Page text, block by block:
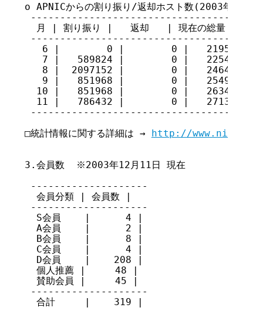
o APNICからの割り振り/返却ホスト数(2003年6月～
---------------------------------------
  月 | 割り振り |   返却   | 現在の総量
---------------------------------------
   6 |        0 |        0 |   21954560
   7 |   589824 |        0 |   22544384
   8 |  2097152 |        0 |   24641536
   9 |   851968 |        0 |   25493504
  10 |   851968 |        0 |   26345472
  11 |   786432 |        0 |   27131904
---------------------------------------
□統計情報に関する詳細は → http://
3.会員数  ※2003年12月11日 現在
--------------------
  会員分類 | 会員数 |
--------------------
  S会員    |      4 |
  A会員    |      2 |
  B会員    |      8 |
  C会員    |      4 |
  D会員    |    208 |
  個人推薦 |     48 |
  賛助会員 |     45 |
--------------------
  合計     |    319 |